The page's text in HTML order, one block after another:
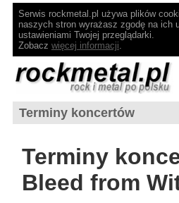
Serwis rockmetal.pl używa plików
naszych stron wyrażasz zgodę na ich
ustawieniami Twojej przeglądarki.
Zobacz więcej informacji.
Terminy koncertów
Terminy
Bleed from